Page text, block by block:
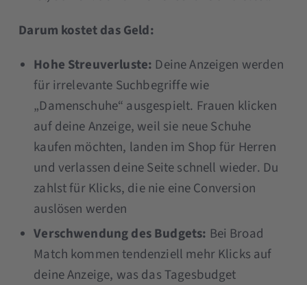
Darum kostet das Geld:
Hohe Streuverluste: Deine Anzeigen werden
für irrelevante Suchbegriffe wie
„Damenschuhe“ ausgespielt. Frauen klicken
auf deine Anzeige, weil sie neue Schuhe
kaufen möchten, landen im Shop für Herren
und verlassen deine Seite schnell wieder. Du
zahlst für Klicks, die nie eine Conversion
auslösen werden
Verschwendung des Budgets: Bei Broad
Match kommen tendenziell mehr Klicks auf
deine Anzeige, was das Tagesbudget